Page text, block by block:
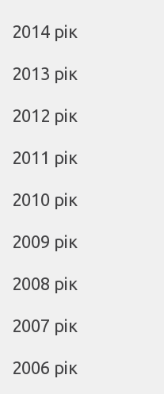
2014 рік
2013 рік
2012 рік
2011 рік
2010 рік
2009 рік
2008 рік
2007 рік
2006 рік